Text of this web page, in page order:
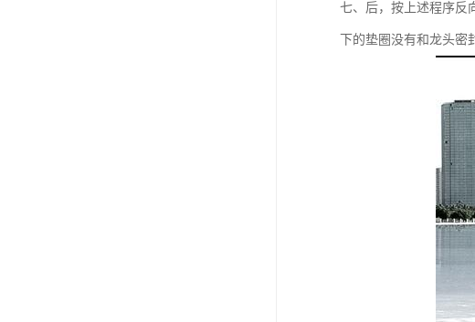
七、后，按上述程序反
下的垫圈没有和龙头密